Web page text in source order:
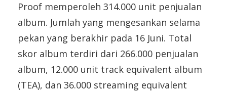
Proof memperoleh 314.000 unit penjualan
album. Jumlah yang mengesankan selama
pekan yang berakhir pada 16 Juni. Total
skor album terdiri dari 266.000 penjualan
album, 12.000 unit track equivalent album
(TEA), dan 36.000 streaming equivalent